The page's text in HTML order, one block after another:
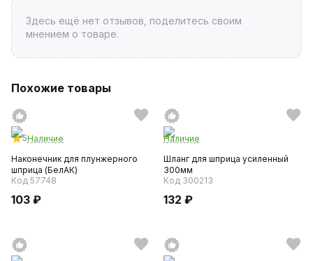
Здесь ещё нет отзывов, поделитесь своим
мнением о товаре.
Похожие товары
5Наличие
Наконечник для плунжерного
шприца (БелАК)
Код 57748
103 ₽
Наличие
Шланг для шприца усиленный
300мм
Код 300213
132 ₽